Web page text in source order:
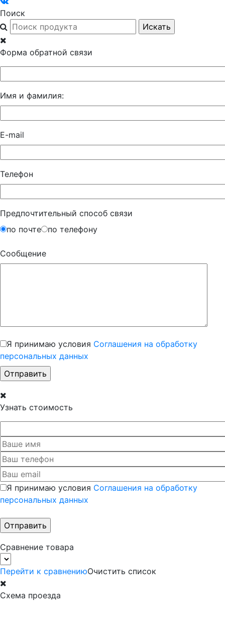
Поиск
Форма обратной связи
Имя и фамилия:
E-mail
Телефон
Предпочтительный способ связи
по почте
по телефону
Сообщение
Я принимаю условия Соглашения на обработку
персональных данных
Узнать стоимость
Я принимаю условия Соглашения на обработку
персональных данных
Сравнение товара
Перейти к сравнениюОчистить список
Схема проезда